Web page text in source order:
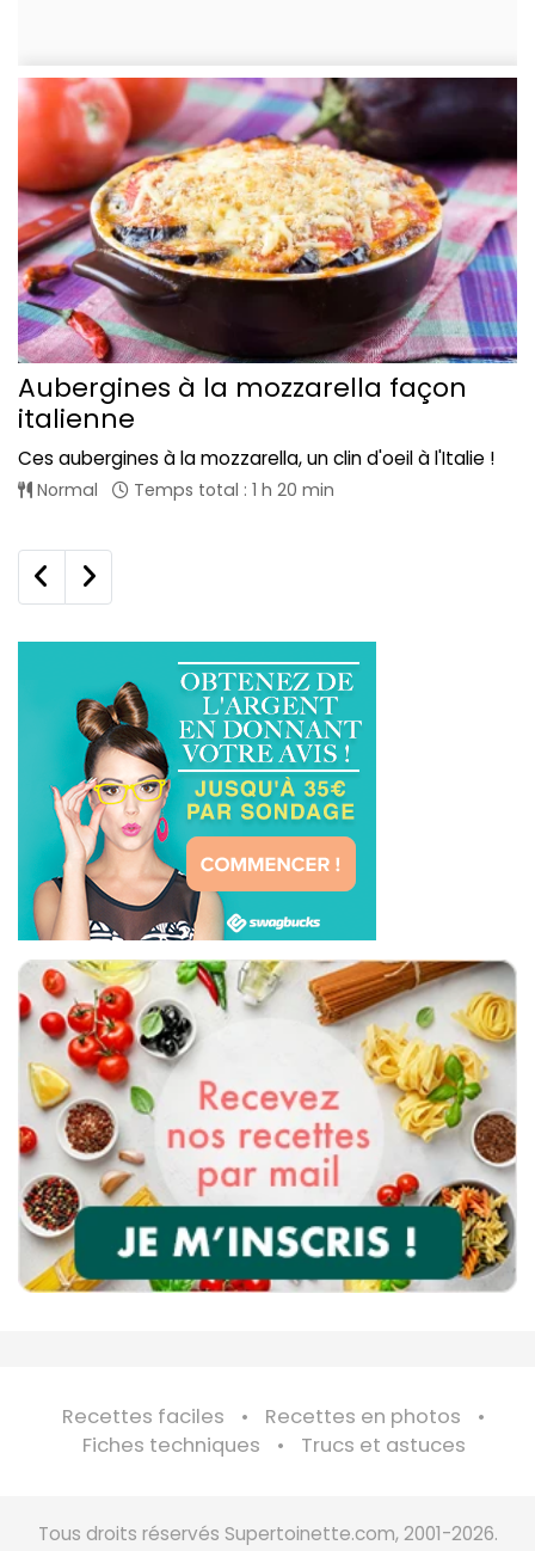
Aubergines à la mozzarella façon
italienne
Ces aubergines à la mozzarella, un clin d'oeil à l'Italie !
Normal Temps total : 1 h 20 min
Recettes faciles
Recettes en photos
Fiches techniques
Trucs et astuces
Tous droits réservés Supertoinette.com, 2001-2026.